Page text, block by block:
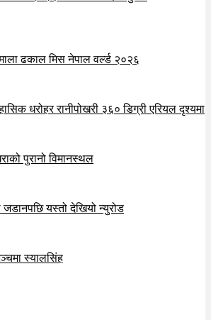
ढकाल मिस नेपाल वर्ल्ड २०२६
धरोहर रानीपोखरी ३६० डिग्री एरियल दृश्यमा
पुरानो विमानस्थल
जडानपछि यस्तो देखियो न्युरोड
स्यालसिंह